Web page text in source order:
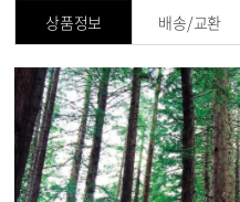
상품정보 배송/교환